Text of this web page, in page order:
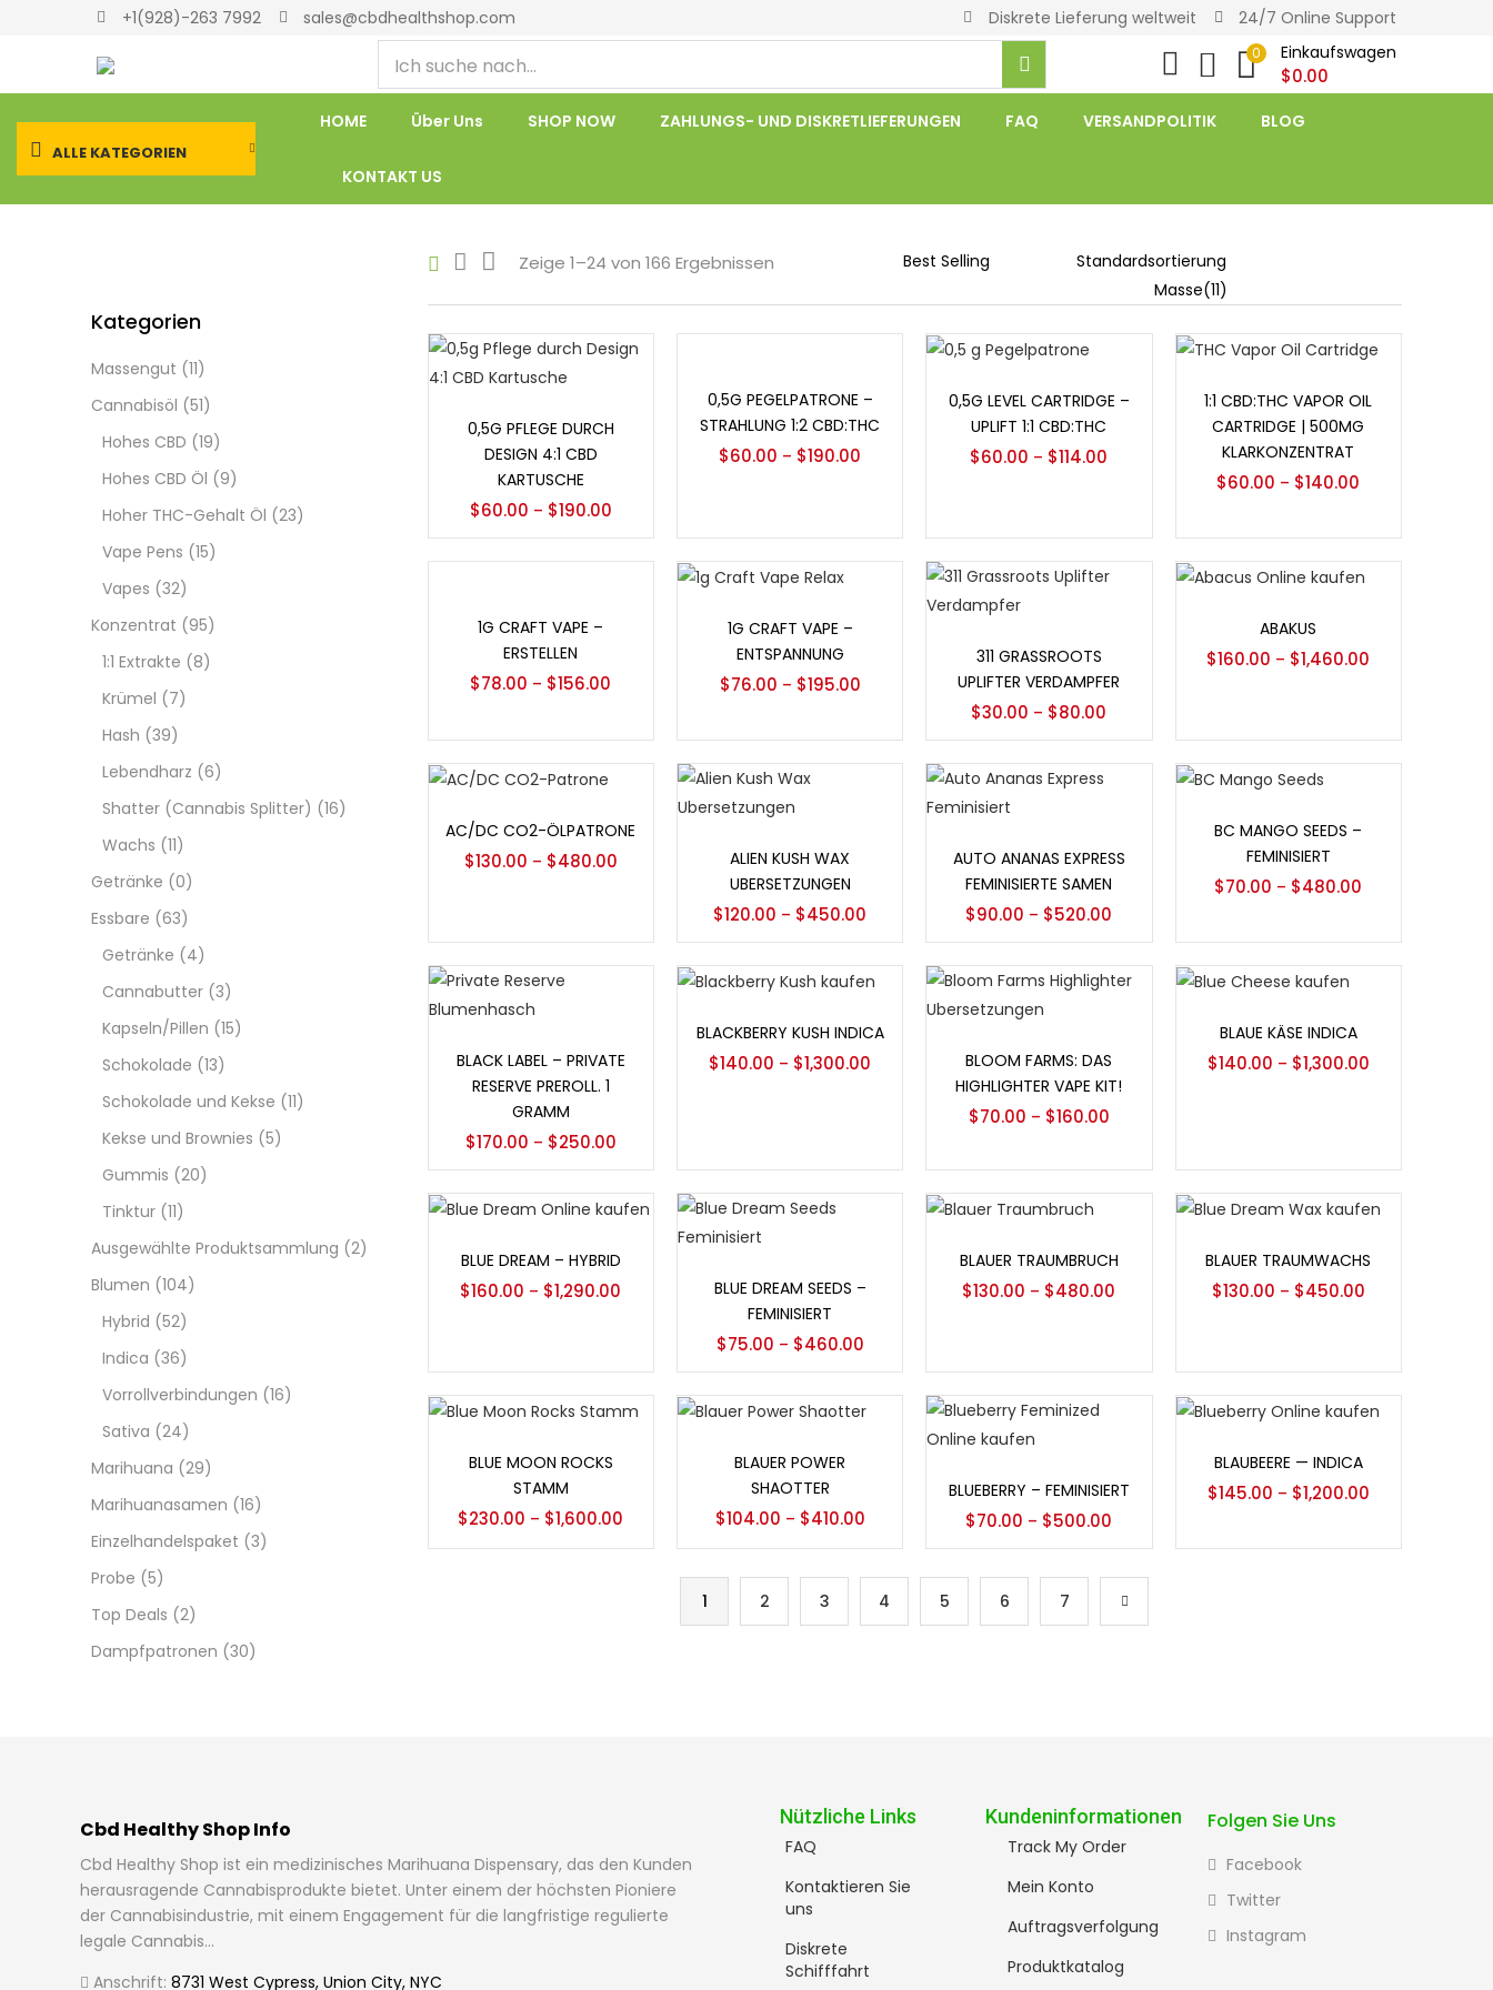
+1(928)-263 7992 sales@cbdhealthshop.com Diskrete Lieferung weltweit 24/7 Online Support
0 Einkaufswagen
$0.00
ALLE KATEGORIEN
HOME Über Uns SHOP NOW ZAHLUNGS- UND DISKRETLIEFERUNGEN FAQ VERSANDPOLITIK BLOG
KONTAKT US
Zeige 1–24 von 166 Ergebnissen
0,5G PFLEGE DURCH
DESIGN 4:1 CBD
KARTUSCHE
$60.00 – $190.00
0,5G PEGELPATRONE –
STRAHLUNG 1:2 CBD:THC
$60.00 – $190.00
0,5G LEVEL CARTRIDGE –
UPLIFT 1:1 CBD:THC
$60.00 – $114.00
1:1 CBD:THC VAPOR OIL
CARTRIDGE | 500MG
KLARKONZENTRAT
$60.00 – $140.00
1G CRAFT VAPE –
ERSTELLEN
$78.00 – $156.00
1G CRAFT VAPE –
ENTSPANNUNG
$76.00 – $195.00
311 GRASSROOTS
UPLIFTER VERDAMPFER
$30.00 – $80.00
ABAKUS
$160.00 – $1,460.00
AC/DC CO2-ÖLPATRONE
$130.00 – $480.00
ALIEN KUSH WAX
UBERSETZUNGEN
$120.00 – $450.00
AUTO ANANAS EXPRESS
FEMINISIERTE SAMEN
$90.00 – $520.00
BC MANGO SEEDS –
FEMINISIERT
$70.00 – $480.00
BLACK LABEL – PRIVATE
RESERVE PREROLL. 1
GRAMM
$170.00 – $250.00
BLACKBERRY KUSH INDICA
$140.00 – $1,300.00
BLOOM FARMS: DAS
HIGHLIGHTER VAPE KIT!
$70.00 – $160.00
BLAUE KÄSE INDICA
$140.00 – $1,300.00
BLUE DREAM – HYBRID
$160.00 – $1,290.00
BLUE DREAM SEEDS –
FEMINISIERT
$75.00 – $460.00
BLAUER TRAUMBRUCH
$130.00 – $480.00
BLAUER TRAUMWACHS
$130.00 – $450.00
BLUE MOON ROCKS
STAMM
$230.00 – $1,600.00
BLAUER POWER
SHAOTTER
$104.00 – $410.00
BLUEBERRY – FEMINISIERT
$70.00 – $500.00
BLAUBEERE — INDICA
$145.00 – $1,200.00
1 2 3 4 5 6 7
Kategorien
Massengut (11)
Cannabisöl (51)
Hohes CBD (19)
Hohes CBD Öl (9)
Hoher THC-Gehalt Öl (23)
Vape Pens (15)
Vapes (32)
Konzentrat (95)
1:1 Extrakte (8)
Krümel (7)
Hash (39)
Lebendharz (6)
Shatter (Cannabis Splitter) (16)
Wachs (11)
Getränke (0)
Essbare (63)
Getränke (4)
Cannabutter (3)
Kapseln/Pillen (15)
Schokolade (13)
Schokolade und Kekse (11)
Kekse und Brownies (5)
Gummis (20)
Tinktur (11)
Ausgewählte Produktsammlung (2)
Blumen (104)
Hybrid (52)
Indica (36)
Vorrollverbindungen (16)
Sativa (24)
Marihuana (29)
Marihuanasamen (16)
Einzelhandelspaket (3)
Probe (5)
Top Deals (2)
Dampfpatronen (30)
Cbd Healthy Shop Info
Cbd Healthy Shop ist ein medizinisches Marihuana Dispensary, das den Kunden
herausragende Cannabisprodukte bietet. Unter einem der höchsten Pioniere
der Cannabisindustrie, mit einem Engagement für die langfristige regulierte
legale Cannabis...
Anschrift: 8731 West Cypress, Union City, NYC
Nützliche Links
FAQ
Kontaktieren Sie
uns
Diskrete
Schifffahrt
Kundeninformationen
Track My Order
Mein Konto
Auftragsverfolgung
Produktkatalog
Folgen Sie Uns
Facebook
Twitter
Instagram